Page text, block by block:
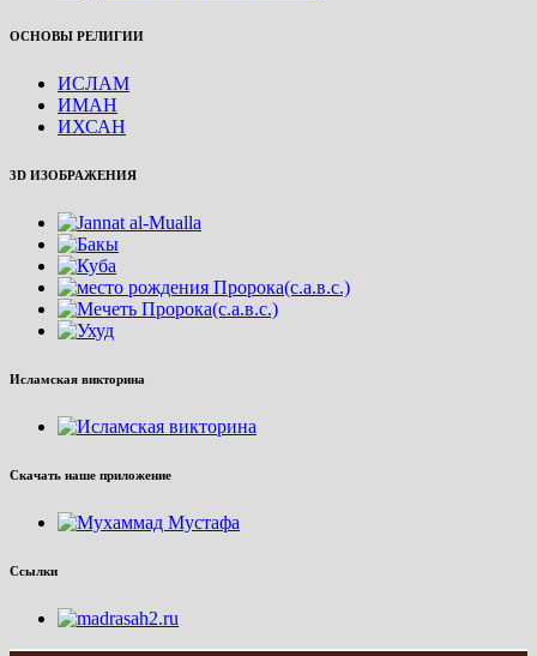
ОСНОВЫ РЕЛИГИИ
ИСЛАМ
ИМАН
ИХСАН
3D ИЗОБРАЖЕНИЯ
Исламская викторина
Скачать наше приложение
Ссылки